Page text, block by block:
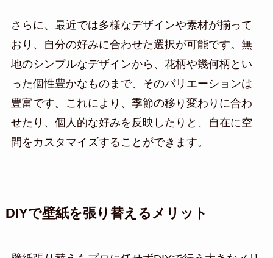
さらに、最近では多様なデザインや素材が揃って
おり、自分の好みに合わせた選択が可能です。無
地のシンプルなデザインから、花柄や幾何柄とい
った個性豊かなものまで、そのバリエーションは
豊富です。これにより、季節の移り変わりに合わ
せたり、個人的な好みを反映したりと、自在に空
間をカスタマイズすることができます。
DIYで壁紙を張り替えるメリット